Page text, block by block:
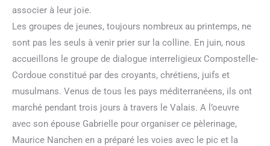
associer à leur joie.
Les groupes de jeunes, toujours nombreux au printemps, ne
sont pas les seuls à venir prier sur la colline. En juin, nous
accueillons le groupe de dialogue interreligieux Compostelle-
Cordoue constitué par des croyants, chrétiens, juifs et
musulmans. Venus de tous les pays méditerranéens, ils ont
marché pendant trois jours à travers le Valais. A l’oeuvre
avec son épouse Gabrielle pour organiser ce pèlerinage,
Maurice Nanchen en a préparé les voies avec le pic et la